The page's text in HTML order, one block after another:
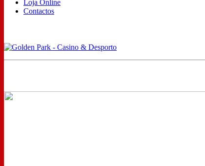
Loja Online
Contactos